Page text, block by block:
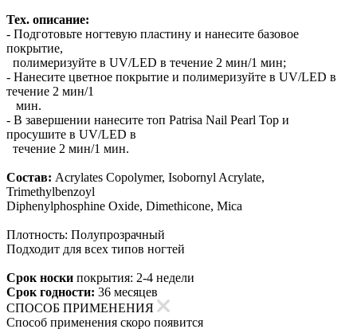
Тех. описание:
- Подготовьте ногтевую пластину и нанесите базовое
покрытие,
полимеризуйте в UV/LED в течение 2 мин/1 мин;
- Нанесите цветное покрытие и полимеризуйте в UV/LED в
течение 2 мин/1
мин.
- В завершении нанесите топ Patrisa Nail Pearl Top и
просушите в UV/LED в
течение 2 мин/1 мин.
Состав: Acrylates Copolymer, Isobornyl Acrylate,
Trimethylbenzoyl
Diphenylphosphine Oxide, Dimethicone, Mica
Плотность: Полупрозрачный
Подходит для всех типов ногтей
Срок носки покрытия: 2-4 недели
Срок годности: 36 месяцев
СПОСОБ ПРИМЕНЕНИЯ
Способ применения скоро появится